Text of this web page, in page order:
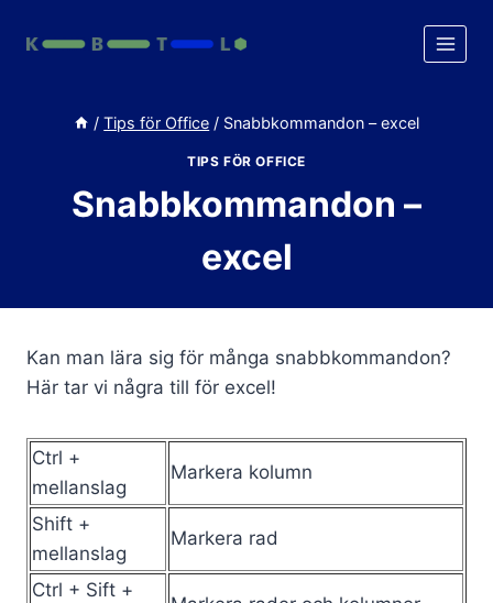
/ Tips för Office / Snabbkommandon – excel
TIPS FÖR OFFICE
Snabbkommandon –
excel
Kan man lära sig för många snabbkommandon?
Här tar vi några till för excel!
Ctrl +
mellanslag
Markera kolumn
Shift +
mellanslag
Markera rad
Ctrl + Sift +